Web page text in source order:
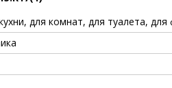
для комнат, для туалета,